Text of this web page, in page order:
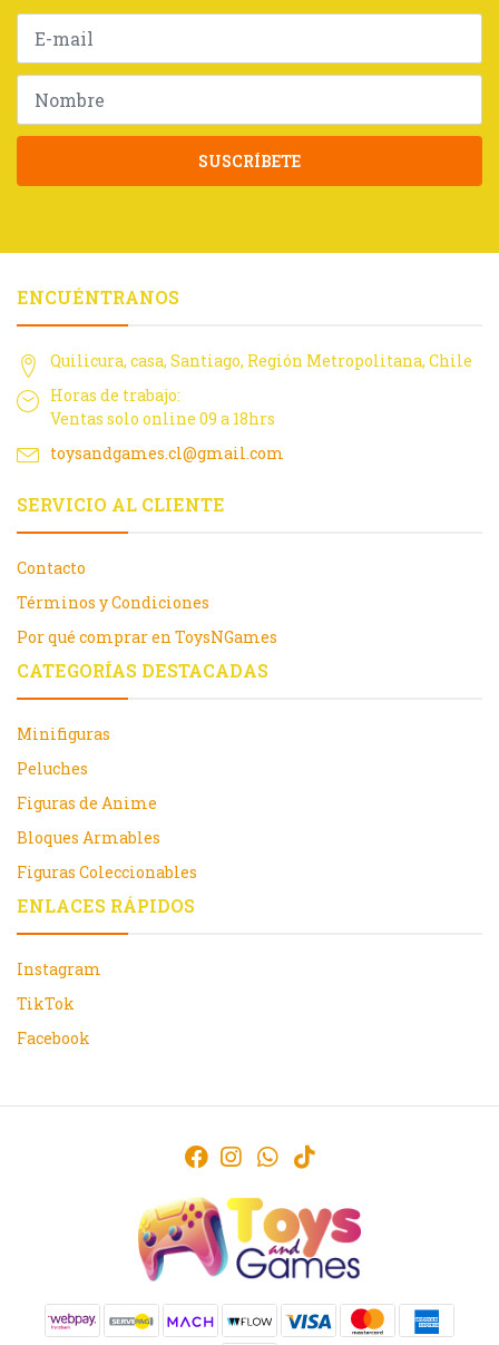
SUSCRÍBETE
ENCUÉNTRANOS
Quilicura, casa, Santiago, Región Metropolitana, Chile
Horas de trabajo:
Ventas solo online 09 a 18hrs
toysandgames.cl@gmail.com
SERVICIO AL CLIENTE
Contacto
Términos y Condiciones
Por qué comprar en ToysNGames
CATEGORÍAS DESTACADAS
Minifiguras
Peluches
Figuras de Anime
Bloques Armables
Figuras Coleccionables
ENLACES RÁPIDOS
Instagram
TikTok
Facebook